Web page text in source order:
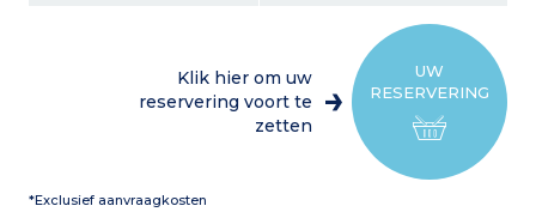
2 slaapkamers met 1
tweepersoonsbed (140 cm)
1 slaapkamer met
Terras met tuinmeubelen
UW
RESERVERING
Klik hier om uw
reservering voort te
zetten
*Exclusief aanvraagkosten